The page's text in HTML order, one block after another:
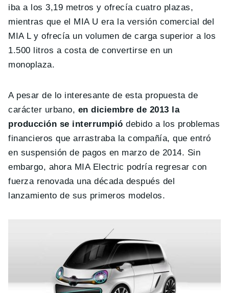
iba a los 3,19 metros y ofrecía cuatro plazas,
mientras que el MIA U era la versión comercial del
MIA L y ofrecía un volumen de carga superior a los
1.500 litros a costa de convertirse en un
monoplaza.
A pesar de lo interesante de esta propuesta de
carácter urbano, en diciembre de 2013 la
producción se interrumpió debido a los problemas
financieros que arrastraba la compañía, que entró
en suspensión de pagos en marzo de 2014. Sin
embargo, ahora MIA Electric podría regresar con
fuerza renovada una década después del
lanzamiento de sus primeros modelos.